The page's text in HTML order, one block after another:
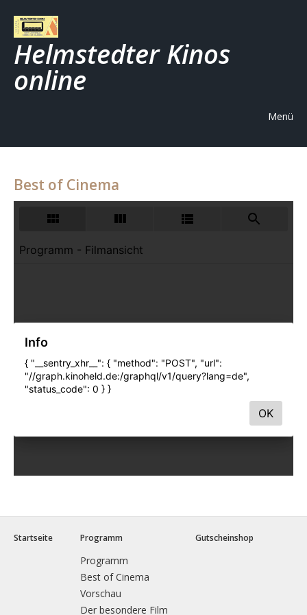
Helmstedter Kinos
online
Menü
Best of Cinema
Startseite Programm
Programm
Best of Cinema
Vorschau
Der besondere Film
Gutscheinshop